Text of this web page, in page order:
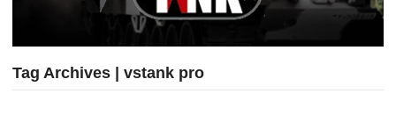
Tag Archives | vstank pro